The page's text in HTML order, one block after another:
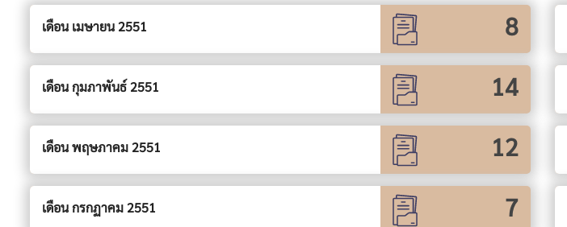
เดือน เมษายน 2551 8
เดือน กุมภาพันธ์ 2551 14
เดือน พฤษภาคม 2551 12
เดือน กรกฏาคม 2551 7